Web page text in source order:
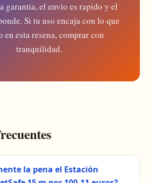
garantia, el envio es rapido y el
Si tu uso encaja con lo que
en esta resena, comprar con
tranquilidad.
la pena el Estación